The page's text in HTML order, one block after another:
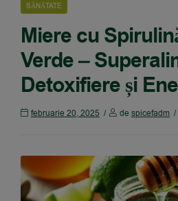
SĂNĂTATE
Miere cu
Verde –
Detoxifiere și
februarie 20, 2025 de spicefadm